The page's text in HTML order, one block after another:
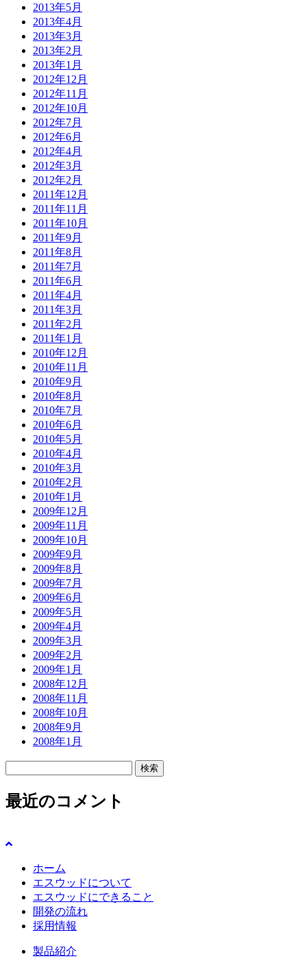
2013年5月
2013年4月
2013年3月
2013年2月
2013年1月
2012年12月
2012年11月
2012年10月
2012年7月
2012年6月
2012年4月
2012年3月
2012年2月
2011年12月
2011年11月
2011年10月
2011年9月
2011年8月
2011年7月
2011年6月
2011年4月
2011年3月
2011年2月
2011年1月
2010年12月
2010年11月
2010年9月
2010年8月
2010年7月
2010年6月
2010年5月
2010年4月
2010年3月
2010年2月
2010年1月
2009年12月
2009年11月
2009年10月
2009年9月
2009年8月
2009年7月
2009年6月
2009年5月
2009年4月
2009年3月
2009年2月
2009年1月
2008年12月
2008年11月
2008年10月
2008年9月
2008年1月
最近のコメント
ホーム
エスウッドについて
エスウッドにできること
開発の流れ
採用情報
製品紹介